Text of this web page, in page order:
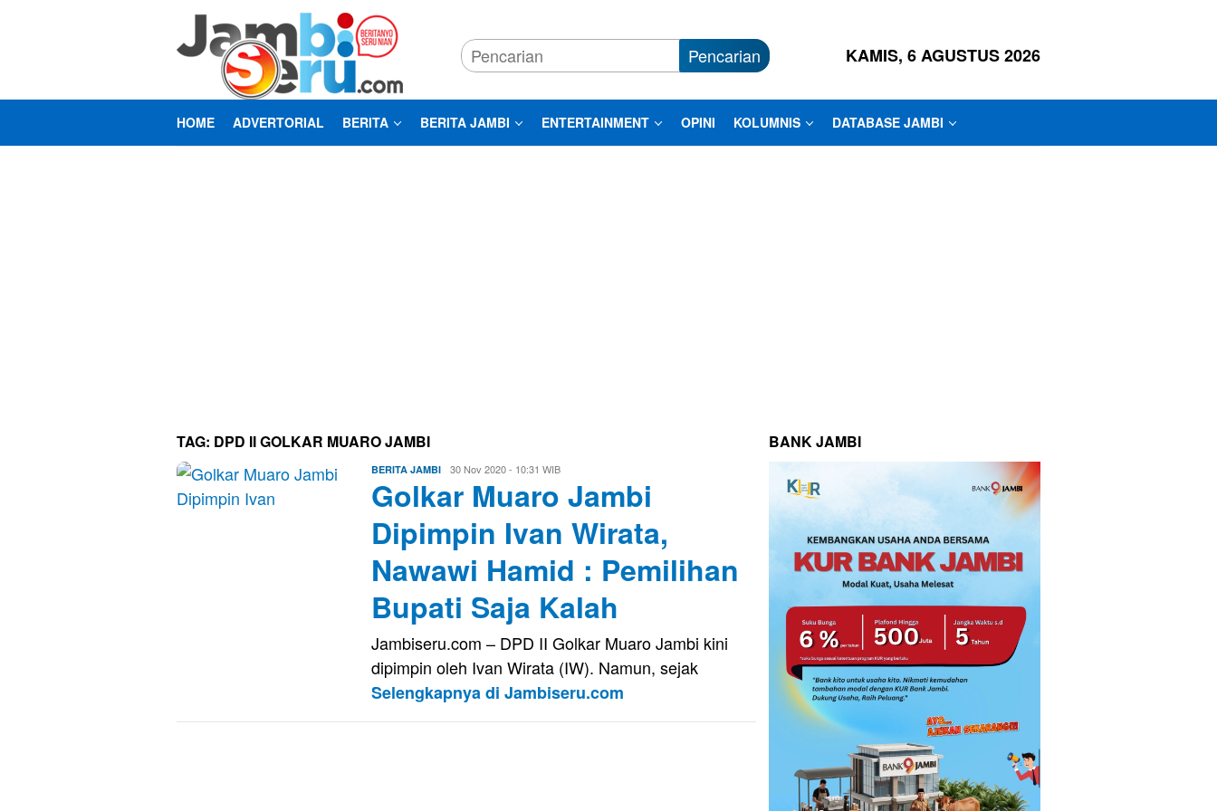
Pencarian KAMIS, 6 AGUSTUS 2026
HOME ADVERTORIAL BERITA BERITA JAMBI ENTERTAINMENT OPINI KOLUMNIS DATABASE JAMBI
TAG: DPD II GOLKAR MUARO JAMBI
BERITA JAMBI Eri
Saputra
30 Nov 2020 - 10:31 WIB
Golkar Muaro Jambi
Dipimpin Ivan Wirata,
Nawawi Hamid : Pemilihan
Bupati Saja Kalah
Jambiseru.com – DPD II Golkar Muaro Jambi kini
dipimpin oleh Ivan Wirata (IW). Namun, sejak
Selengkapnya di Jambiseru.com
BANK JAMBI